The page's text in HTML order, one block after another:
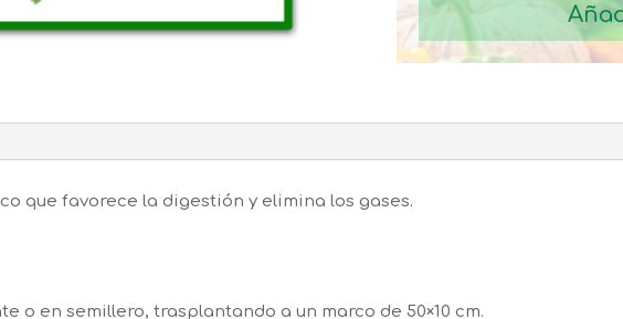
que favorece la digestión y elimina los gases.
o en semillero, trasplantando a un marco de 50×10 cm.